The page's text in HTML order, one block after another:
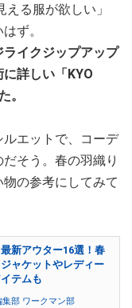
る服が欲しい」
ず。
イクジップアップ
詳しい「KYO
。
エットで、コーデ
そう。春の羽織り
の参考にしてみて
最新アウター16選！春
ャケットやレディー
テムも
集部 ワークマン部